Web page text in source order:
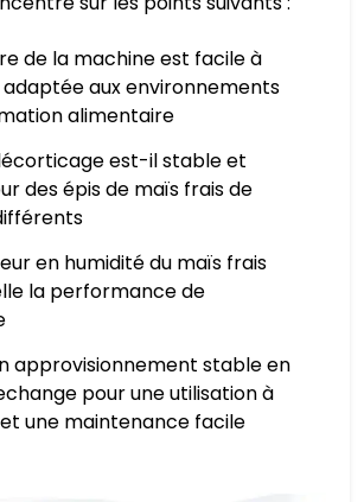
de la machine est facile à
aux environnements
alimentaire
est-il stable et
des épis de maïs frais de
en humidité du maïs frais
la performance de
approvisionnement stable en
pour une utilisation à
une maintenance facile